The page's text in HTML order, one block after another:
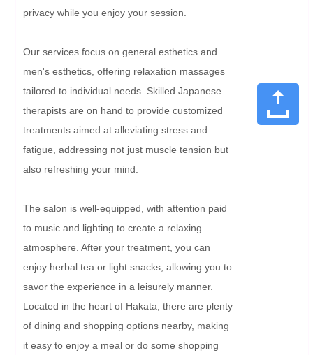
privacy while you enjoy your session.
Our services focus on general esthetics and
men's esthetics, offering relaxation massages
tailored to individual needs. Skilled Japanese
therapists are on hand to provide customized
treatments aimed at alleviating stress and
fatigue, addressing not just muscle tension but
also refreshing your mind.
The salon is well-equipped, with attention paid
to music and lighting to create a relaxing
atmosphere. After your treatment, you can
enjoy herbal tea or light snacks, allowing you to
savor the experience in a leisurely manner.
Located in the heart of Hakata, there are plenty
of dining and shopping options nearby, making
it easy to enjoy a meal or do some shopping